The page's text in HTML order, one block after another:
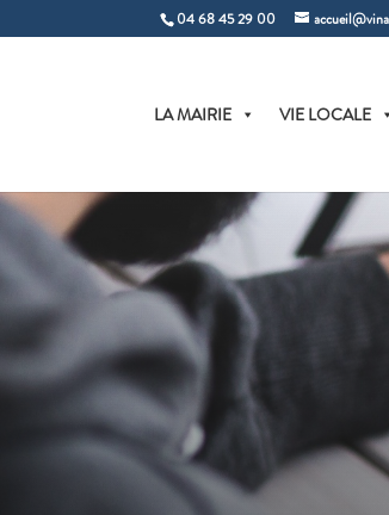
04 68 45 29 00
LA MAIRIE VIE LOCALE